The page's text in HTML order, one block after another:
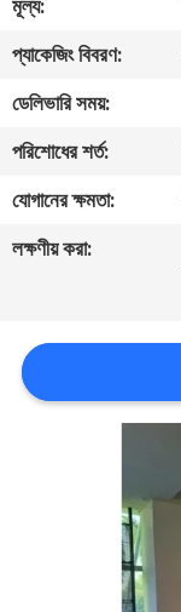
ভ্রমণ
মান
নিয়ন্ত্রণ
খবর
গোপনীয়তা
মূল্য:
প্যাকেজিং বিবরণ:
ডেলিভারি সময়:
পরিশোধের শর্ত:
যোগানের ক্ষমতা:
লক্ষণীয় করা: